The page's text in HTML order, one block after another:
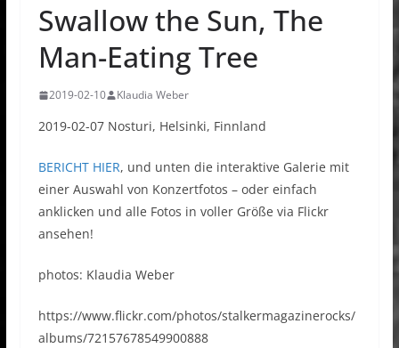
Swallow the Sun, The
Man-Eating Tree
2019-02-10 Klaudia Weber
2019-02-07 Nosturi, Helsinki, Finnland
BERICHT HIER, und unten die interaktive Galerie mit
einer Auswahl von Konzertfotos – oder einfach
anklicken und alle Fotos in voller Größe via Flickr
ansehen!
photos: Klaudia Weber
https://www.flickr.com/photos/stalkermagazinerocks/
albums/72157678549900888